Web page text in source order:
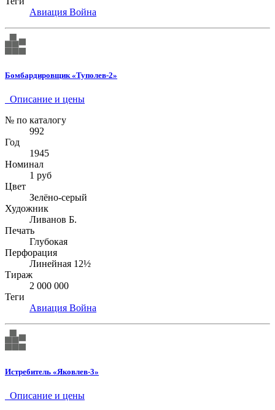
Авиация Война
Бомбардировщик «Туполев-2»
Описание и цены
№ по каталогу
992
Год
1945
Номинал
1 руб
Цвет
Зелёно-серый
Художник
Ливанов Б.
Печать
Глубокая
Перфорация
Линейная 12½
Тираж
2 000 000
Теги
Авиация Война
Истребитель «Яковлев-3»
Описание и цены